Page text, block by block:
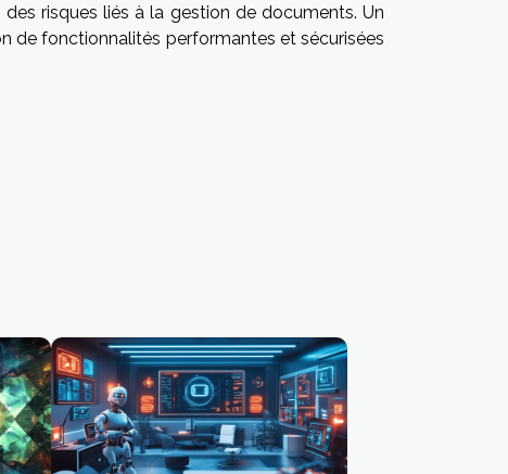
risques liés à la gestion de documents. Un
de fonctionnalités performantes et sécurisées